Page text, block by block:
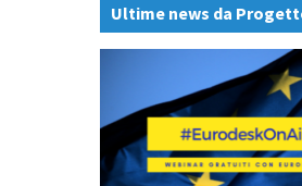
Ultime news da